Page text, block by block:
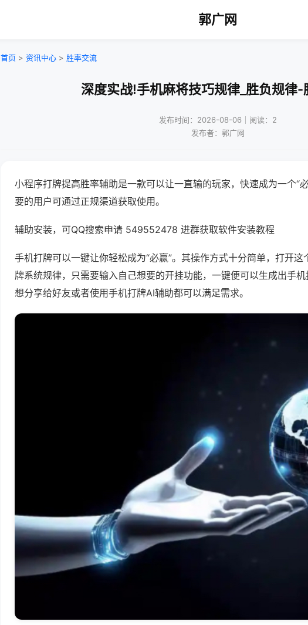
郭广网
首页 > 资讯中心 > 胜率交流
深度实战!手机麻将技巧规律_胜负规律-
发布时间：2026-08-06｜阅读：2
发布者：郭广网
小程序打牌提高胜率辅助是一款可以让一直输的玩家，快速成为一个“
要的用户可通过正规渠道获取使用。
辅助安装，可QQ搜索申请 549552478 进群获取软件安装教程
手机打牌可以一键让你轻松成为“必赢”。其操作方式十分简单，打开
牌系统规律，只需要输入自己想要的开挂功能，一键便可以生成出手
想分享给好友或者使用手机打牌AI辅助都可以满足需求。